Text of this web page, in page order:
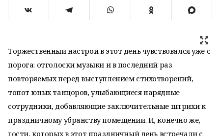
Торжественный настрой в этот день чувствовался уже с
порога: отголоски музыки и в последний раз
повторяемых перед выступлением стихотворений,
топот юных танцоров, улыбающиеся нарядные
сотрудники, добавляющие заключительные штрихи к
праздничному убранству помещений. И, конечно же,
гости, которых в этот праздничный день встречали с